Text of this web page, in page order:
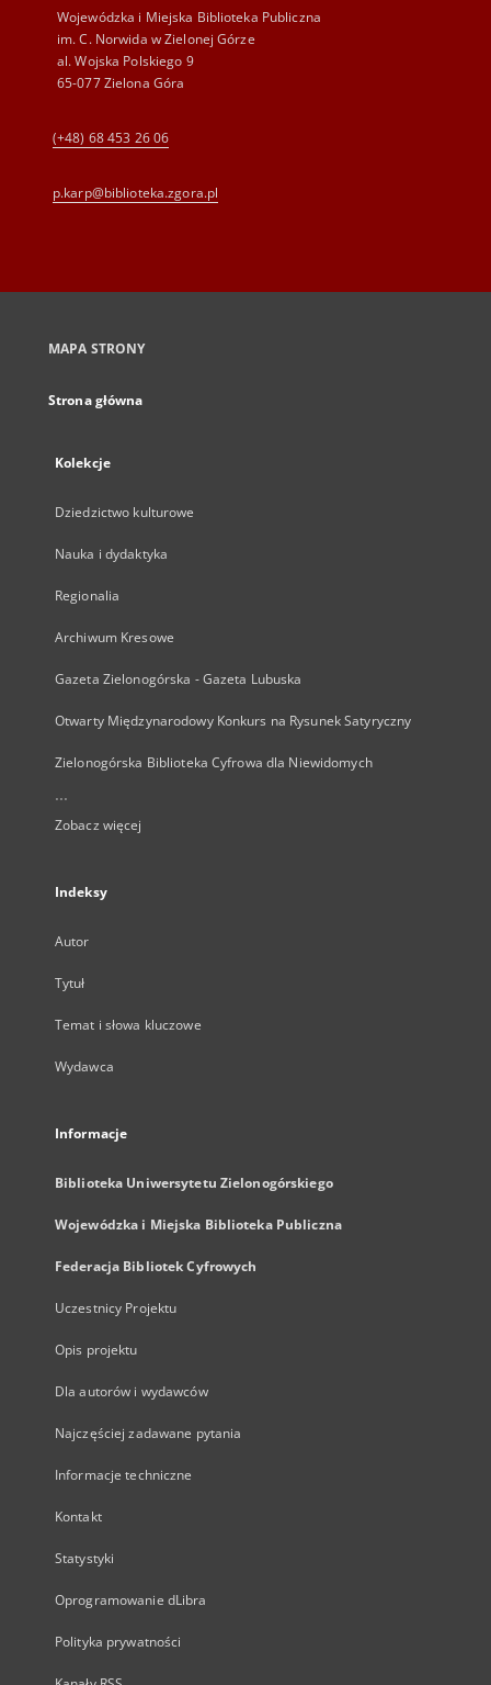
Wojewódzka i Miejska Biblioteka Publiczna
im. C. Norwida w Zielonej Górze
al. Wojska Polskiego 9
65-077 Zielona Góra
(+48) 68 453 26 06
p.karp@biblioteka.zgora.pl
MAPA STRONY
Strona główna
Kolekcje
Dziedzictwo kulturowe
Nauka i dydaktyka
Regionalia
Archiwum Kresowe
Gazeta Zielonogórska - Gazeta Lubuska
Otwarty Międzynarodowy Konkurs na Rysunek Satyryczny
Zielonogórska Biblioteka Cyfrowa dla Niewidomych
...
Zobacz więcej
Indeksy
Autor
Tytuł
Temat i słowa kluczowe
Wydawca
Informacje
Biblioteka Uniwersytetu Zielonogórskiego
Wojewódzka i Miejska Biblioteka Publiczna
Federacja Bibliotek Cyfrowych
Uczestnicy Projektu
Opis projektu
Dla autorów i wydawców
Najczęściej zadawane pytania
Informacje techniczne
Kontakt
Statystyki
Oprogramowanie dLibra
Polityka prywatności